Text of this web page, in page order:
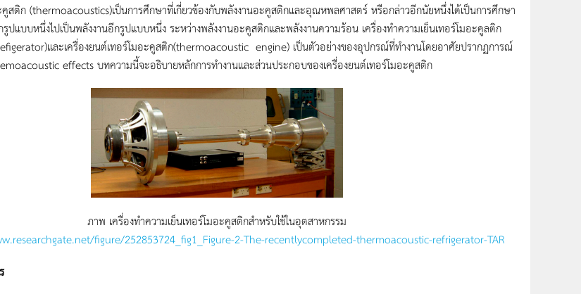
เป็นการศึกษาที่เกี่ยวข้องกับพลังงานอะคูสติกและอุณหพลศาสตร์ หรือกล่าวอีกนัยหนึ่งได้เป็นการศึกษา
รูปแบบหนึ่งไปเป็นพลังงานอีกรูปแบบหนึ่ง ระหว่างพลังงานอะคูสติกและพลังงานความร้อน เครื่องทำความเย็นเทอร์โมอะคูลติก
และเครื่องยนต์เทอร์โมอะคูสติก(thermoacoustic engine) เป็นตัวอย่างของอุปกรณ์ที่ทำงานโดยอาศัยปรากฏการณ์
effects บทความนี้จะอธิบายหลักการทำงานและส่วนประกอบของเครื่องยนต์เทอร์โมอะคูสติก
ภาพ เครื่องทำความเย็นเทอร์โมอะคูสติกสำหรับใช้ในอุตสาหกรรม
figure/252853724_fig1_Figure-2-The-recentlycompleted-thermoacoustic-refrigerator-TAR